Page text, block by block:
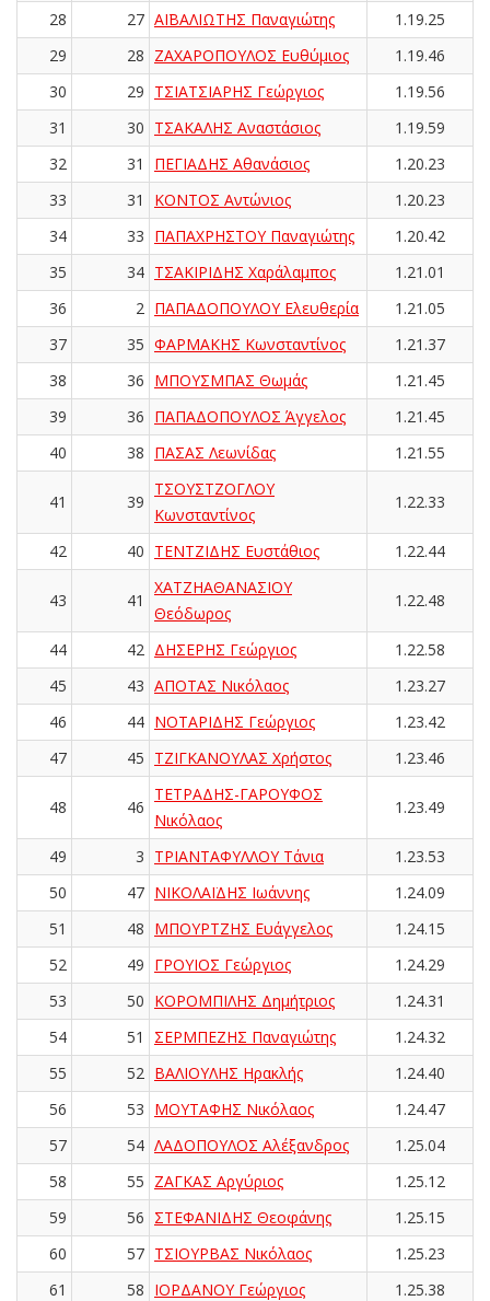
28 27 ΑΪΒΑΛΙΩΤΗΣ Παναγιώτης
1.19.25
29
28 ΖΑΧΑΡΟΠΟΥΛΟΣ Ευθύμιος
1.19.46
30
29 ΤΣΙΑΤΣΙΑΡΗΣ Γεώργιος
1.19.56
31
30 ΤΣΑΚΑΛΗΣ Αναστάσιος
1.19.59
32
31 ΠΕΓΙΑΔΗΣ Αθανάσιος
1.20.23
33
31 ΚΟΝΤΟΣ Αντώνιος
1.20.23
34
33 ΠΑΠΑΧΡΗΣΤΟΥ Παναγιώτης
1.20.42
35
34 ΤΣΑΚΙΡΙΔΗΣ Χαράλαμπος
1.21.01
36
2 ΠΑΠΑΔΟΠΟΥΛΟΥ Ελευθερία
1.21.05
37
35 ΦΑΡΜΑΚΗΣ Κωνσταντίνος
1.21.37
38
36 ΜΠΟΥΣΜΠΑΣ Θωμάς
1.21.45
39
36 ΠΑΠΑΔΟΠΟΥΛΟΣ Άγγελος
1.21.45
40
38 ΠΑΣΑΣ Λεωνίδας 1.21.55
41 39
ΤΣΟΥΣΤΖΟΓΛΟΥ
Κωνσταντίνος
1.22.33
42 40 ΤΕΝΤΖΙΔΗΣ Ευστάθιος 1.22.44
43 41
ΧΑΤΖΗΑΘΑΝΑΣΙΟΥ
Θεόδωρος
1.22.48
44 42 ΔΗΣΕΡΗΣ Γεώργιος
1.22.58
45
43 ΑΠΟΤΑΣ Νικόλαος
1.23.27
46
44 ΝΟΤΑΡΙΔΗΣ Γεώργιος
1.23.42
47
45 ΤΖΙΓΚΑΝΟΥΛΑΣ Χρήστος 1.23.46
48 46
ΤΕΤΡΑΔΗΣ-ΓΑΡΟΥΦΟΣ
Νικόλαος
1.23.49
49 3 ΤΡΙΑΝΤΑΦΥΛΛΟΥ Τάνια
1.23.53
50
47 ΝΙΚΟΛΑΪΔΗΣ Ιωάννης
1.24.09
51
48 ΜΠΟΥΡΤΖΗΣ Ευάγγελος
1.24.15
52
49 ΓΡΟΥΙΟΣ Γεώργιος
1.24.29
53
50 ΚΟΡΟΜΠΙΛΗΣ Δημήτριος
1.24.31
54
51 ΣΕΡΜΠΕΖΗΣ Παναγιώτης
1.24.32
55
52 ΒΑΛΙΟΥΛΗΣ Ηρακλής
1.24.40
56
53 ΜΟΥΤΑΦΗΣ Νικόλαος
1.24.47
57
54 ΛΑΔΟΠΟΥΛΟΣ Αλέξανδρος
1.25.04
58
55 ΖΑΓΚΑΣ Αργύριος
1.25.12
59
56 ΣΤΕΦΑΝΙΔΗΣ Θεοφάνης
1.25.15
60
57 ΤΣΙΟΥΡΒΑΣ Νικόλαος
1.25.23
61
58 ΙΟΡΔΑΝΟΥ Γεώργιος
1.25.38